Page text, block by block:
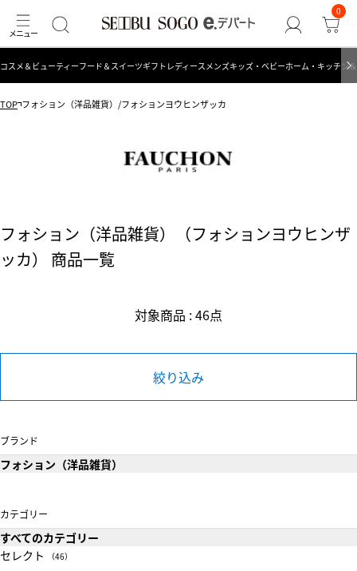
0
コスメ＆ビューティーフード＆スイーツギフト レディース メンズキッズ・ベビーホーム・キッチン
TOP フォション（洋品雑貨）/フォションヨウヒンザッカ
フォション（洋品雑貨）（フォションヨウヒンザ
ッカ） 商品一覧
対象商品 : 46点
絞り込み
ブランド
フォション（洋品雑貨）
カテゴリー
すべてのカテゴリー
セレクト
（46）